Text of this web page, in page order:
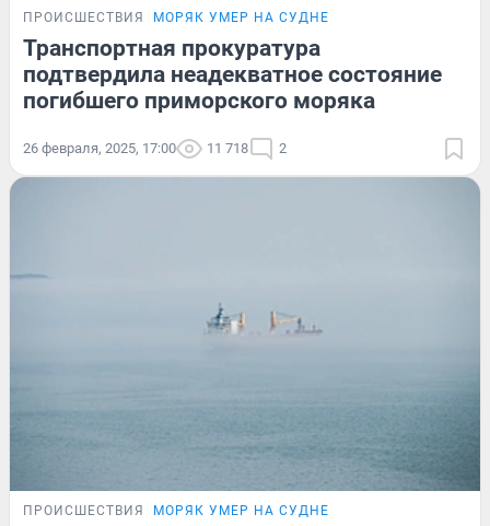
ПРОИСШЕСТВИЯ МОРЯК УМЕР НА СУДНЕ
Транспортная прокуратура
подтвердила неадекватное состояние
погибшего приморского моряка
26 февраля, 2025, 17:00 11 718 2
ПРОИСШЕСТВИЯ МОРЯК УМЕР НА СУДНЕ